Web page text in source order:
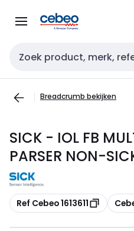
naar
naar
Zoekveld invoer
Breadcrumb bekijken
SICK - IOL FB
PARSER NON-
Kopiëren
Ref Cebeo 1613611